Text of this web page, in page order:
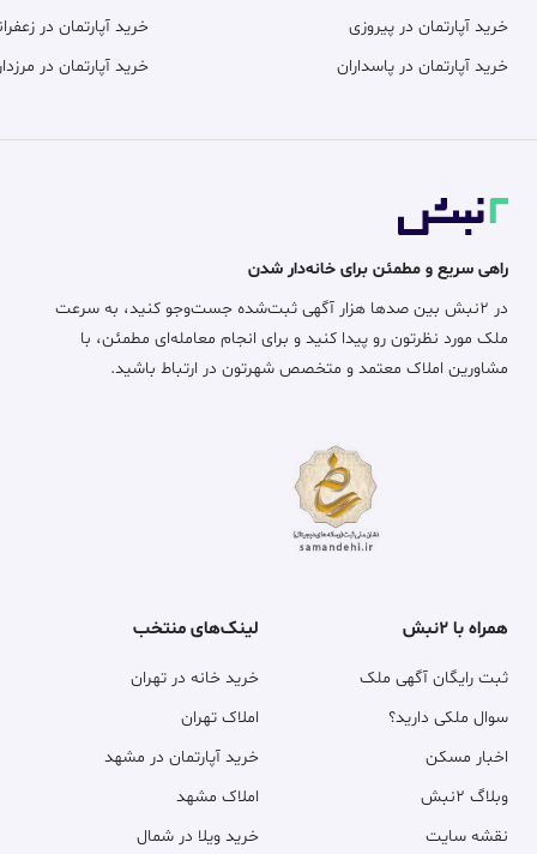
خرید آپارتمان در پیروزی
خرید آپارتمان در پاسداران
خرید آپارتمان در
خرید آپارتمان در
راهی سریع و مطمئن برای خانه‌دار شدن
در ۲نبش بین صدها هزار آگهی ثبت‌شده جست‌وجو کنید، به سرعت
ملک مورد نظرتون رو پیدا کنید و برای انجام معامله‌ای مطمئن، با
مشاورین املاک معتمد و متخصص شهرتون در ارتباط باشید.
همراه با ۲نبش
ثبت رایگان آگهی ملک
سوال ملکی دارید؟
اخبار مسکن
وبلاگ ۲نبش
نقشه سایت
لینک‌های منتخب
خرید خانه در تهران
املاک تهران
خرید آپارتمان در مشهد
املاک مشهد
خرید ویلا در شمال